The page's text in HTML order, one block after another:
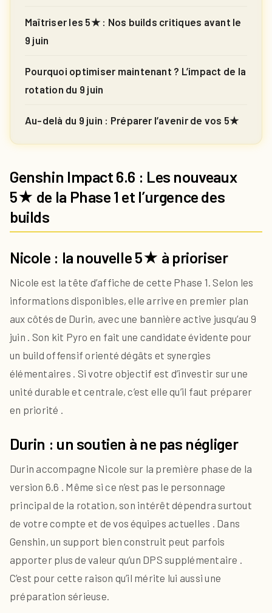
Maîtriser les 5★ : Nos builds critiques avant le
9 juin
Pourquoi optimiser maintenant ? L’impact de la
rotation du 9 juin
Au-delà du 9 juin : Préparer l’avenir de vos 5★
Genshin Impact 6.6 : Les nouveaux
5★ de la Phase 1 et l’urgence des
builds
Nicole : la nouvelle 5★ à prioriser
Nicole est la tête d’affiche de cette Phase 1. Selon les
informations disponibles, elle arrive en premier plan
aux côtés de Durin, avec une bannière active jusqu’au 9
juin . Son kit Pyro en fait une candidate évidente pour
un build offensif orienté dégâts et synergies
élémentaires . Si votre objectif est d’investir sur une
unité durable et centrale, c’est elle qu’il faut préparer
en priorité .
Durin : un soutien à ne pas négliger
Durin accompagne Nicole sur la première phase de la
version 6.6 . Même si ce n’est pas le personnage
principal de la rotation, son intérêt dépendra surtout
de votre compte et de vos équipes actuelles . Dans
Genshin, un support bien construit peut parfois
apporter plus de valeur qu’un DPS supplémentaire .
C’est pour cette raison qu’il mérite lui aussi une
préparation sérieuse.